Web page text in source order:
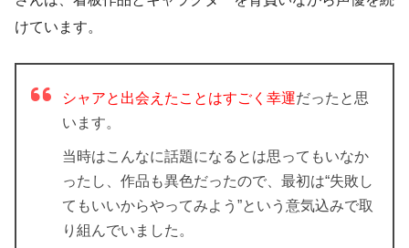
けています。
シャアと出会えたことはすごく幸運だったと思
います。
当時はこんなに話題になるとは思ってもいなか
ったし、作品も異色だったので、最初は“失敗し
てもいいからやってみよう”という意気込みで取
り組んでいました。